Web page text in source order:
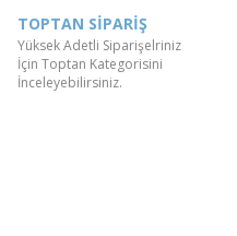
TOPTAN SİPARİŞ
Yüksek Adetli Siparişelriniz
İçin Toptan Kategorisini
İnceleyebilirsiniz.